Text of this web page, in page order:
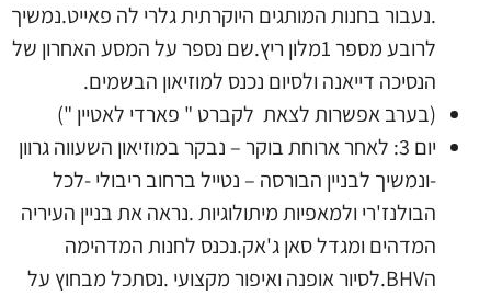
.נעבור בחנות המותגים היוקרתית גלרי לה פאייט.נמשיך
לרובע מספר 1מלון ריץ.שם נספר על המסע האחרון של
הנסיכה דייאנה ולסיום נכנס למוזיאון הבשמים.
(בערב אפשרות לצאת לקברט " פארדי לאטיין ")
יום 3: לאחר ארוחת בוקר – נבקר במוזיאון השעווה גרוון
-ונמשיך לבניין הבורסה – נטייל ברחוב ריבולי -לכל
הבולנז'רי ולמאפיות מיתולוגיות .נראה את בניין העיריה
המדהים ומגדל סאן ג'אק.נכנס לחנות המדהימה
הBHV.לסיור אופנה ואיפור מקצועי .נסתכל מבחוץ על